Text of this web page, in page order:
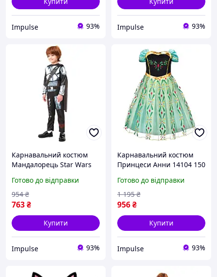
Impulse 93% Impulse 93%
Карнавальний костюм
Мандалорець Star Wars
9503 S impulse
Готово до відправки
763₴
954 ₴
Купити
Impulse 93%
Карнавальний костюм
Принцеси Анни 14104 150
Готово до відправки
956₴
1 195 ₴
Купити
Impulse 93%